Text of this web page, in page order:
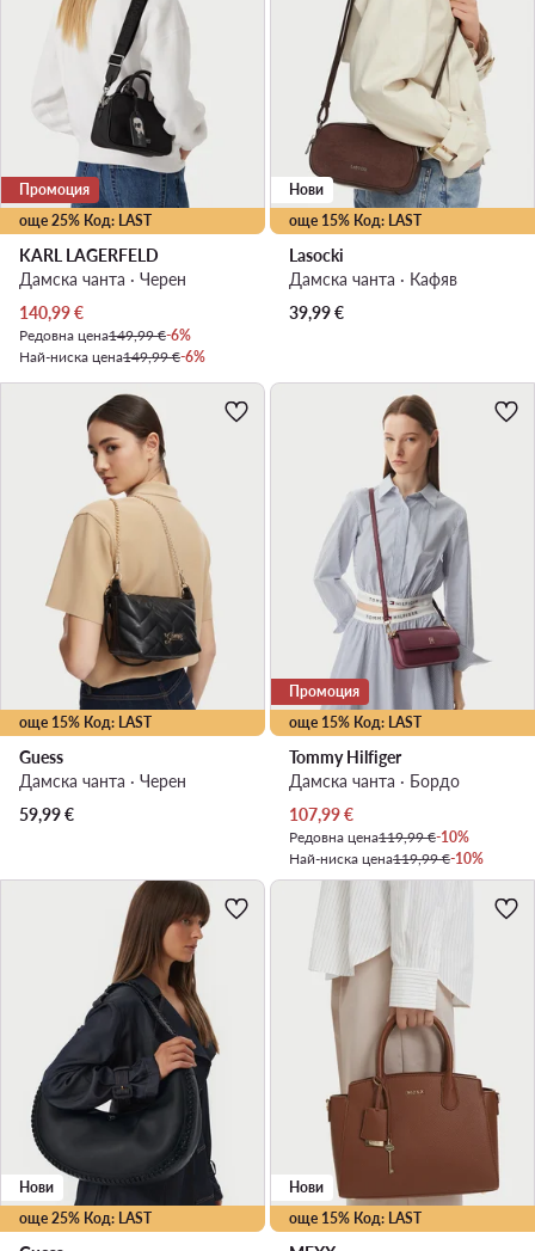
още 25% Код: LAST
Промоция
KARL LAGERFELD
Дамска чанта · Черен
Актуална цена
140,99€
Редовна цена149,99 €-6%
Най-ниска цена149,99 €-6%
още 15% Код: LAST
Нови
Lasocki
Дамска чанта · Кафяв
39,99€
още 15% Код: LAST
Guess
Дамска чанта · Черен
59,99€
още 15% Код: LAST
Промоция
Tommy Hilfiger
Дамска чанта · Бордо
Актуална цена
107,99€
Редовна цена119,99 €-10%
Най-ниска цена119,99 €-10%
още 25% Код: LAST
Нови
още 15% Код: LAST
Нови